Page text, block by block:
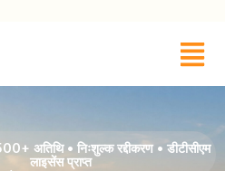
अतिथि • निःशुल्क रद्दीकरण • डीटीसीएम
लाइसेंस प्राप्त